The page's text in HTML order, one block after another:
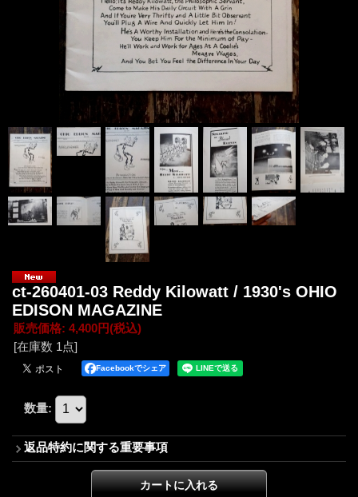
ct-260401-03 Reddy Kilowatt / 1930's OHIO
EDISON MAGAZINE
販売価格: 4,400円(税込)
[在庫数 1点]
Facebookでシェア
数量:
返品特約に関する重要事項